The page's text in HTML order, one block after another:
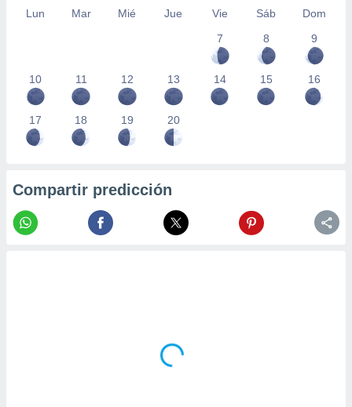
Lun Mar Mié Jue Vie Sáb
Dom
7
8 9
10 11 12 13 14 15 16
17 18 19 20
Compartir predicción